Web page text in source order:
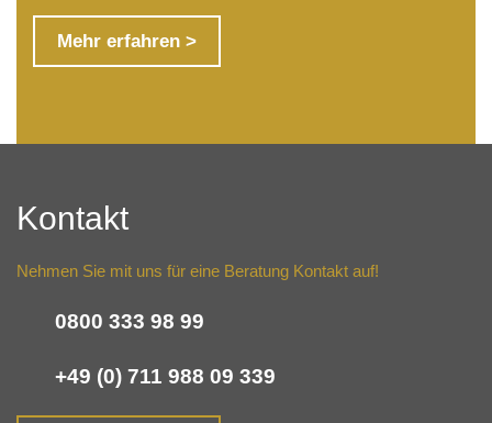
Mehr erfahren >
Kontakt
Nehmen Sie mit uns für eine Beratung Kontakt auf!
0800 333 98 99
+49 (0) 711 988 09 339